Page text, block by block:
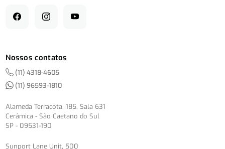
Nossos contatos
(11) 4318-4605
(11) 96593-1810
Alameda Terracota, 185, Sala 631
Cerâmica - São Caetano do Sul
SP - 09531-190
Sunport Lane Unit, 500